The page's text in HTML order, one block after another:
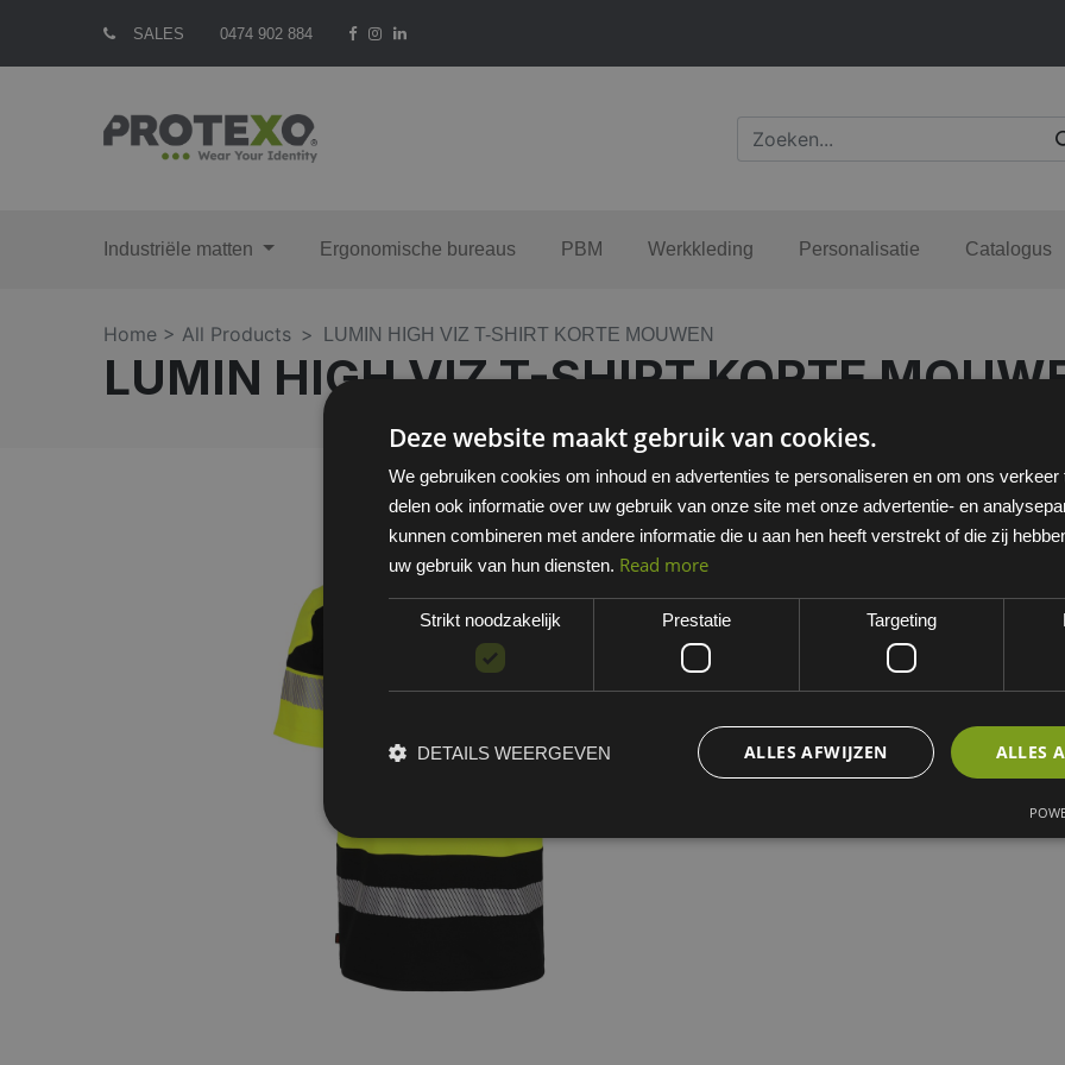
SALES 0474 902 884
Industriële matten Ergonomische bureaus PBM Werkkleding Personalisatie Catalogus
Home > All Products LUMIN HIGH VIZ T-SHIRT KORTE MOUWEN
LUMIN HIGH VIZ T-SHIRT KORTE
EAN: 5400707105698
Minimum bestelhoeveelheid: 1
XS S M
Deze website maakt gebruik van cookies.
We gebruiken cookies om inhoud en advertenties te personaliseren en om ons
delen ook informatie over uw gebruik van onze site met onze advertentie- en
kunnen combineren met andere informatie die u aan hen heeft verstrekt of die zij
uw gebruik van hun diensten. Read more
Strikt noodzakelijk Prestatie Targeting
ALLES
ALLES AFWIJZEN
DETAILS WEERGEVEN